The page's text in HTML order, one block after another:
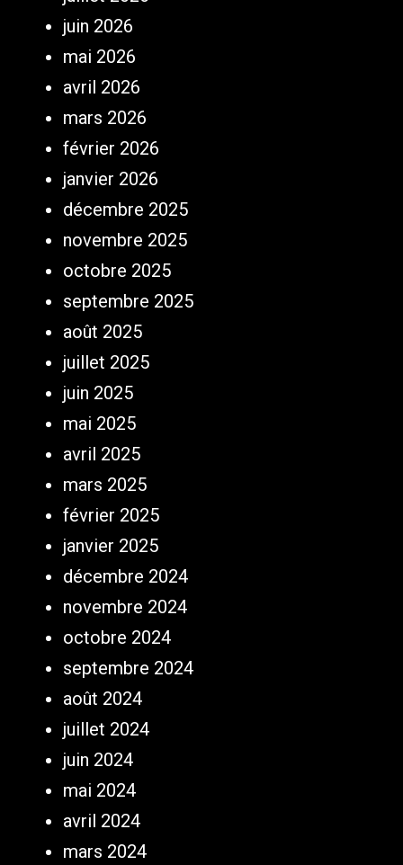
juin 2026
mai 2026
avril 2026
mars 2026
février 2026
janvier 2026
décembre 2025
novembre 2025
octobre 2025
septembre 2025
août 2025
juillet 2025
juin 2025
mai 2025
avril 2025
mars 2025
février 2025
janvier 2025
décembre 2024
novembre 2024
octobre 2024
septembre 2024
août 2024
juillet 2024
juin 2024
mai 2024
avril 2024
mars 2024